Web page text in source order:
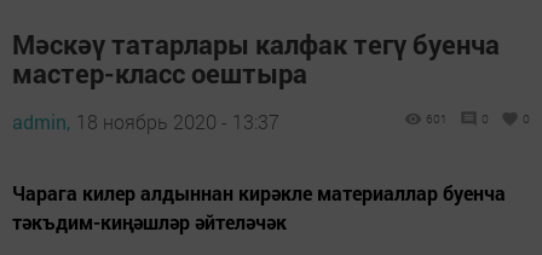
Мәскәү татарлары калфак тегү буенча
мастер-класс оештыра
admin, 18 ноябрь 2020 - 13:37 601 0 0
Чарага килер алдыннан кирәкле материаллар буенча
тәкъдим-киңәшләр әйтеләчәк